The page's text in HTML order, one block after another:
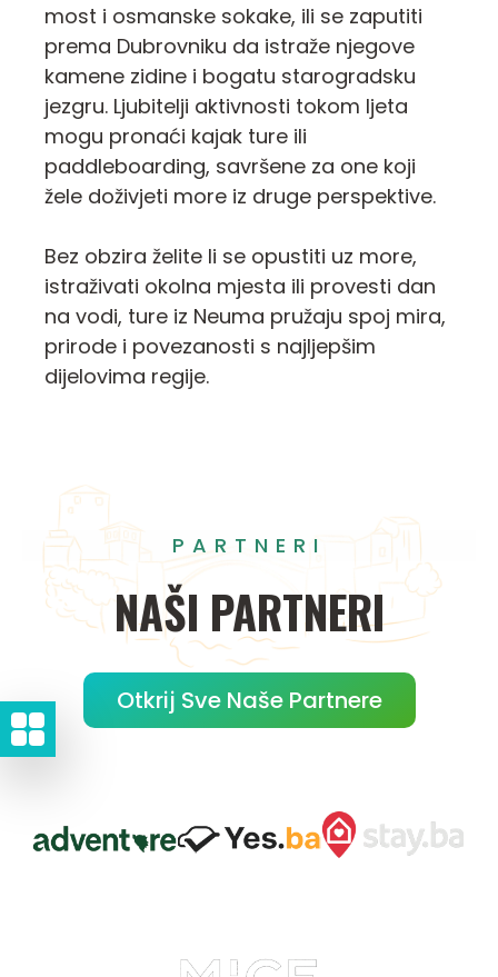
most i osmanske sokake, ili se zaputiti
prema Dubrovniku da istraže njegove
kamene zidine i bogatu starogradsku
jezgru. Ljubitelji aktivnosti tokom ljeta
mogu pronaći kajak ture ili
paddleboarding, savršene za one koji
žele doživjeti more iz druge perspektive.
Bez obzira želite li se opustiti uz more,
istraživati okolna mjesta ili provesti dan
na vodi, ture iz Neuma pružaju spoj mira,
prirode i povezanosti s najljepšim
dijelovima regije.
PARTNERI
NAŠI PARTNERI
Otkrij Sve Naše Partnere